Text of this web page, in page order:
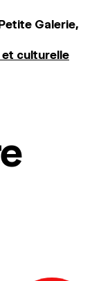
Galerie,
culturelle